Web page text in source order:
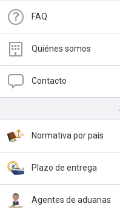
FAQ
Quiénes somos
Contacto
Normativa por país
Plazo de entrega
Agentes de aduanas